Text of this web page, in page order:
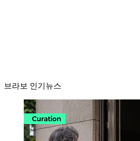
브라보 인기뉴스